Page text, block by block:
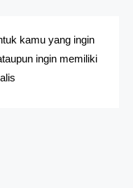
kamu yang ingin
ingin memiliki